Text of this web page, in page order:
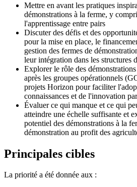
Mettre en avant les pratiques
démonstrations à la ferme, y
l'apprentissage entre pairs
Discuter des défis et des
pour la mise en place, le
gestion des fermes de
leur intégration dans les structures
Explorer le rôle des
après les groupes opérationnels
projets Horizon pour faciliter
connaissances et de l'innovation
Évaluer ce qui manque et ce qui
atteindre une échelle suffisante et
potentiel des démonstrations à la
démonstration au profit des
Principales cibles
La priorité a été donnée aux :